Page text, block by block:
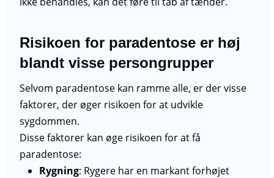
Risikoen for paradentose er høj
blandt visse persongrupper
Selvom paradentose kan ramme alle, er der visse
faktorer, der øger risikoen for at udvikle
sygdommen.
Disse faktorer kan øge risikoen for at få
paradentose:
Rygning: Rygere har en markant forhøjet